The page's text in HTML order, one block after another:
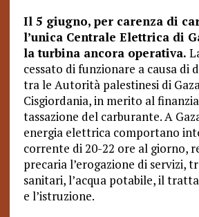
Il 5 giugno, per carenza di
l’unica Centrale Elettrica di
la turbina ancora operativa.
cessato di funzionare a causa di
tra le Autorità palestinesi di
Cisgiordania, in merito al
tassazione del carburante. A
energia elettrica comportano
corrente di 20-22 ore al giorno,
precaria l’erogazione di servizi,
sanitari, l’acqua potabile, il
e l’istruzione.